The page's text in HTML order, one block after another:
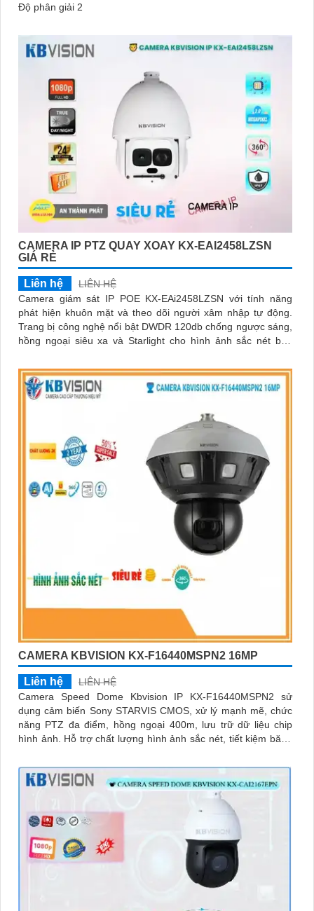
Độ phân giải 2
CAMERA IP PTZ QUAY XOAY KX-EAI2458LZSN
GIÁ RẺ
Liên hệ
LIÊN HỆ
Camera giám sát IP POE KX-EAi2458LZSN với tính năng
phát hiện khuôn mặt và theo dõi người xâm nhập tự động.
Trang bị công nghệ nổi bật DWDR 120db chống ngược sáng,
hồng ngoại siêu xa và Starlight cho hình ảnh sắc nét ban
CAMERA KBVISION KX-F16440MSPN2 16MP
Liên hệ
LIÊN HỆ
Camera Speed Dome Kbvision IP KX-F16440MSPN2 sử
dụng cảm biến Sony STARVIS CMOS, xử lý mạnh mẽ, chức
năng PTZ đa điểm, hồng ngoại 400m, lưu trữ dữ liệu chip
hình ảnh. Hỗ trợ chất lượng hình ảnh sắc nét, tiết kiệm băng